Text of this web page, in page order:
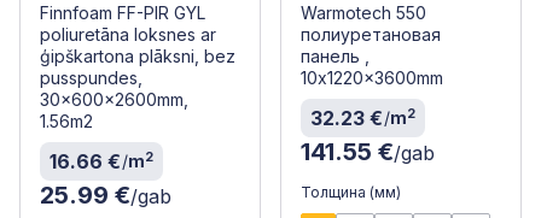
Finnfoam FF-PIR GYL
poliuretāna loksnes ar
ģipškartona plāksni, bez
pusspundes,
30x600x2600mm,
1.56m2
16.66 €/m2
25.99 €/gab
Warmotech 550
полиуретановая
панель ,
10x1220x3600mm
32.23 €/m2
141.55 €/gab
Толщина (мм)